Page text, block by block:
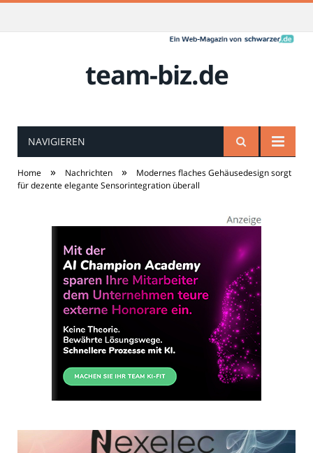
team-biz.de
NAVIGIEREN
Home » Nachrichten »
Modernes flaches Gehäusedesign sorgt
für dezente elegante Sensorintegration überall